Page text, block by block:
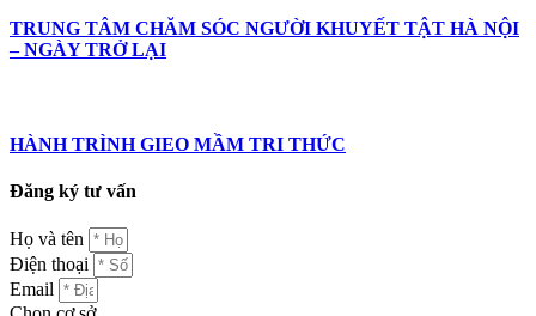
TRUNG TÂM CHĂM SÓC NGƯỜI KHUYẾT TẬT HÀ NỘI
– NGÀY TRỞ LẠI
HÀNH TRÌNH GIEO MẦM TRI THỨC
Đăng ký tư vấn
Họ và tên
Điện thoại
Email